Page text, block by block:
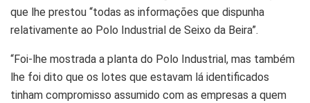
que lhe prestou “todas as informações que dispunha
relativamente ao Polo Industrial de Seixo da Beira”.
“Foi-lhe mostrada a planta do Polo Industrial, mas também
lhe foi dito que os lotes que estavam lá identificados
tinham compromisso assumido com as empresas a quem